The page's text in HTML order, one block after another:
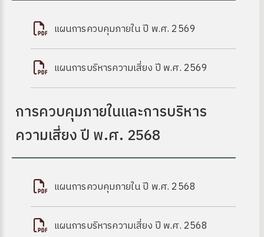
แผนการควบคุมภายใน ปี พ.ศ. 2569
แผนการบริหารความเสี่ยง ปี พ.ศ. 2569
การควบคุมภายในและการบริหาร
ความเสี่ยง ปี พ.ศ. 2568
แผนการควบคุมภายใน ปี พ.ศ. 2568
แผนการบริหารความเสี่ยง ปี พ.ศ. 2568